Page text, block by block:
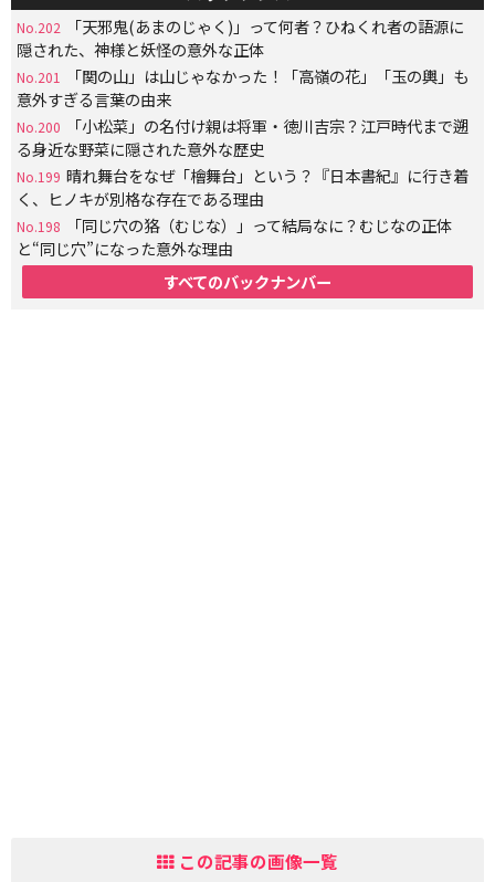
No.202
「天邪鬼(あまのじゃく)」って何者？ひねくれ者の語源に
隠された、神様と妖怪の意外な正体
No.201
「関の山」は山じゃなかった！「高嶺の花」「玉の輿」も
意外すぎる言葉の由来
No.200
「小松菜」の名付け親は将軍・徳川吉宗？江戸時代まで遡
る身近な野菜に隠された意外な歴史
No.199 晴れ舞台をなぜ「檜舞台」という？『日本書紀』に行き着
く、ヒノキが別格な存在である理由
No.198
「同じ穴の狢（むじな）」って結局なに？むじなの正体
と“同じ穴”になった意外な理由
すべてのバックナンバー
この記事の画像一覧